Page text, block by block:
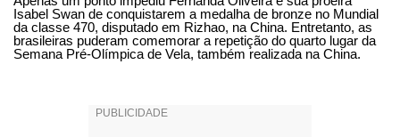
Isabel Swan de conquistarem a medalha de bronze no Mundial
da classe 470, disputado em Rizhao, na China. Entretanto, as
brasileiras puderam comemorar a repetição do quarto lugar da
Semana Pré-Olímpica de Vela, também realizada na China.